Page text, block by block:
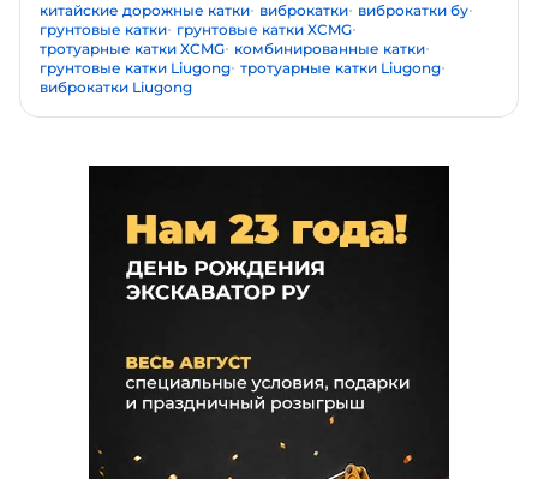
китайские дорожные катки виброкатки виброкатки бу
грунтовые катки грунтовые катки XCMG
тротуарные катки XCMG комбинированные катки
грунтовые катки Liugong тротуарные катки Liugong
виброкатки Liugong